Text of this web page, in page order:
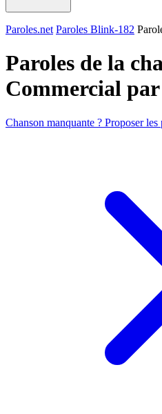
Paroles.net Paroles Blink-182
Paroles de la
Commercial par
Chanson manquante ? Proposer les